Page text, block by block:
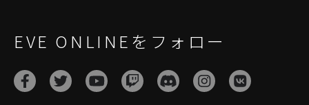
EVE ONLINEをフォロー